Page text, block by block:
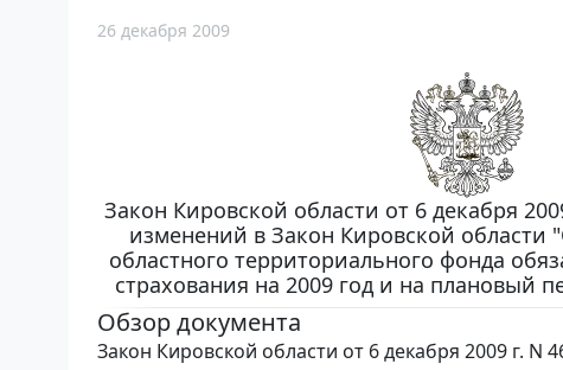
26 декабря 2009
Закон Кировской области от 6 декабря
изменений в Закон Кировской области
областного территориального фонда
страхования на 2009 год и на плановый
Обзор документа
Закон Кировской области от 6 декабря 2009 г. N